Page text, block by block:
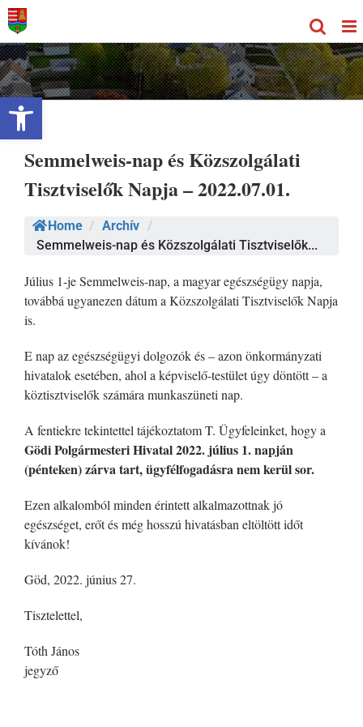
Eszköztár megnyitása
Kihagyás
Semmelweis-nap és Közszolgálati
Tisztviselők Napja – 2022.07.01.
Home / Archív /
Semmelweis-nap és Közszolgálati Tisztviselők...
Július 1-je Semmelweis-nap, a magyar egészségügy napja,
továbbá ugyanezen dátum a Közszolgálati Tisztviselők Napja
is.
E nap az egészségügyi dolgozók és – azon önkormányzati
hivatalok esetében, ahol a képviselő-testület úgy döntött – a
köztisztviselők számára munkaszüneti nap.
A fentiekre tekintettel tájékoztatom T. Ügyfeleinket, hogy a
Gödi Polgármesteri Hivatal 2022. július 1. napján
(pénteken) zárva tart, ügyfélfogadásra nem kerül sor.
Ezen alkalomból minden érintett alkalmazottnak jó
egészséget, erőt és még hosszú hivatásban eltöltött időt
kívánok!
Göd, 2022. június 27.
Tisztelettel,
Tóth János
jegyző